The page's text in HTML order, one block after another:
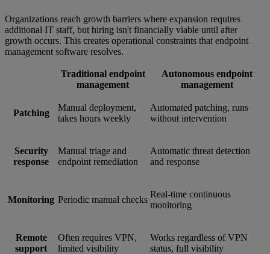
Organizations reach growth barriers where expansion requires
additional IT staff, but hiring isn't financially viable until after
growth occurs. This creates operational constraints that endpoint
management software resolves.
Traditional endpoint
management
Autonomous endpoint
management
Patching
Manual deployment,
takes hours weekly
Automated patching, runs
without intervention
Security
response
Manual triage and
endpoint remediation
Automatic threat detection
and response
Monitoring Periodic manual checks
Real-time continuous
monitoring
Remote
support
Often requires VPN,
limited visibility
Works regardless of VPN
status, full visibility